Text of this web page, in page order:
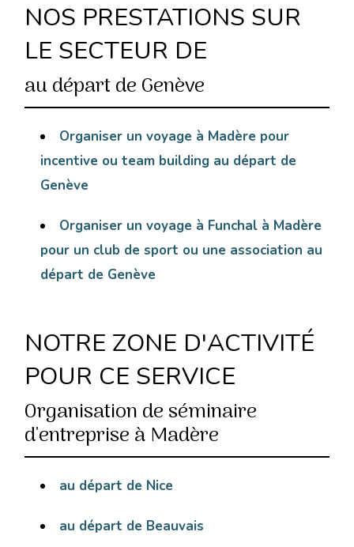
NOS PRESTATIONS SUR
LE SECTEUR DE
au départ de Genève
Organiser un voyage à Madère pour
incentive ou team building au départ de
Genève
Organiser un voyage à Funchal à Madère
pour un club de sport ou une association au
départ de Genève
NOTRE ZONE D'ACTIVITÉ
POUR CE SERVICE
Organisation de séminaire
d'entreprise à Madère
au départ de Nice
au départ de Beauvais